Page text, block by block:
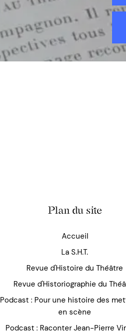
Plan du site
Accueil
La S.H.T.
Revue d'Histoire du Théâtre
Revue d'Historiographie du
Podcast : Pour une histoire des
en scène
Podcast : Raconter Jean-Pierre